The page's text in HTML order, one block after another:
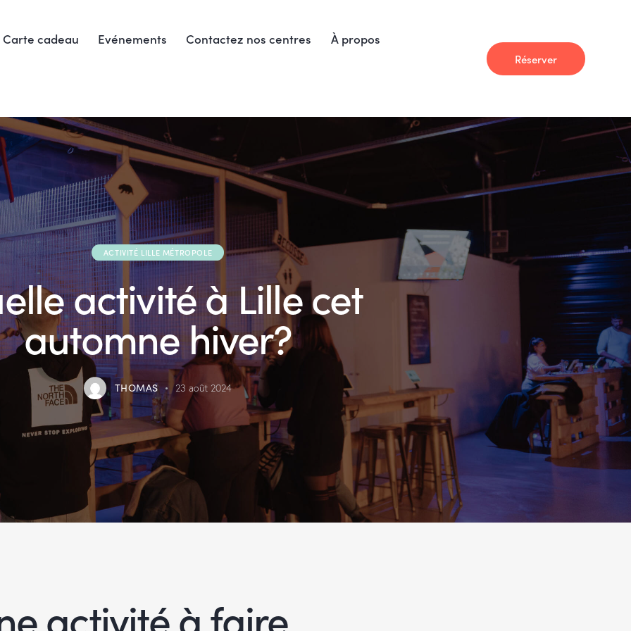
Carte cadeau Evénements Contactez nos centres À propos
Réserver
cadeau Evénements Contactez nos centres À propos Actualité Réserver
ACTIVITÉ LILLE MÉTROPOLE
activité à Lille cet
automne hiver?
THOMAS 23 août 2024
activité à faire